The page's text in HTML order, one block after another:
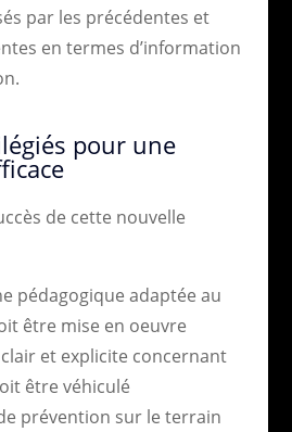
par les précédentes et
en termes d’information
pour une
de cette nouvelle
pédagogique adaptée au
être mise en oeuvre
et explicite concernant
être véhiculé
prévention sur le terrain